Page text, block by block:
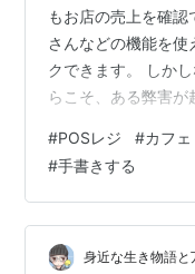
もお店の売上を確
さんなどの機能を
クできます。 しか
らこそ、ある弊害が
記録は手で書くのが
#POSレジ #カフェ
#手書きする
身近な生き物語